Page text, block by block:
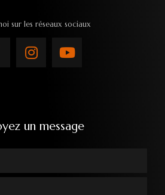
sur les réseaux sociaux
un message